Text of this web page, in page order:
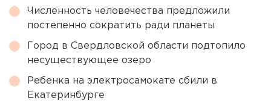
Численность человечества предложили
постепенно сократить ради планеты
Город в Свердловской области подтопило
несуществующее озеро
Ребенка на электросамокате сбили в
Екатеринбурге